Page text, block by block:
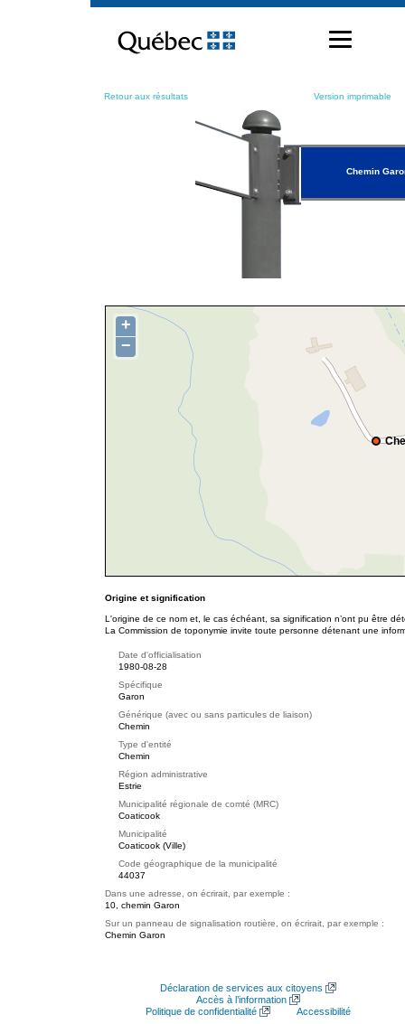
contenu
Retour aux résultats Version imprimable
Chemin
+
−
Origine et signification
L'origine de ce nom et, le cas échéant, sa signification n’ont pu être
La Commission de toponymie invite toute personne détenant une
Date d'officialisation
1980-08-28
Spécifique
Garon
Générique (avec ou sans particules de liaison)
Chemin
Type d'entité
Chemin
Région administrative
Estrie
Municipalité régionale de comté (MRC)
Coaticook
Municipalité
Coaticook (Ville)
Code géographique de la municipalité
44037
Dans une adresse, on écrirait, par exemple :
10, chemin Garon
Sur un panneau de signalisation routière, on écrirait, par exemple :
Chemin Garon
Déclaration de services aux citoyens
Accès à l’information
Politique de confidentialité
Accessibilité